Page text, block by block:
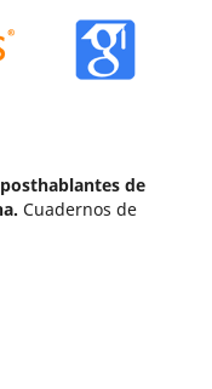
de
Cuadernos de